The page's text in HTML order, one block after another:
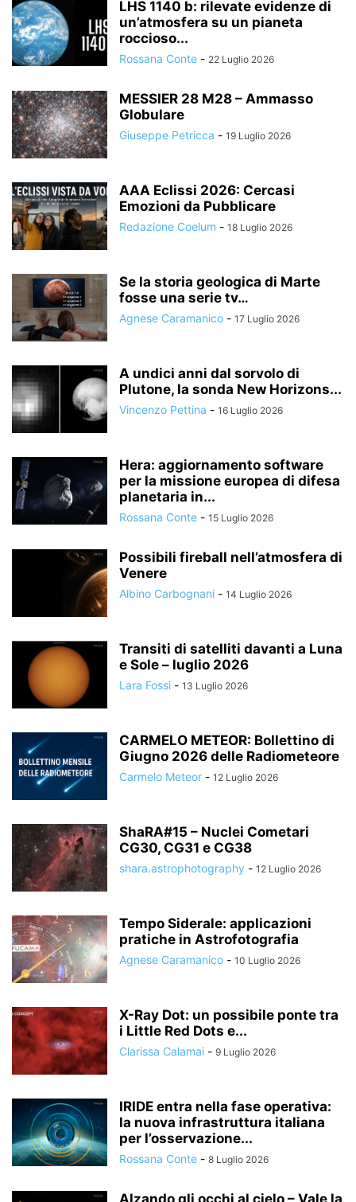
LHS 1140 b: rilevate evidenze di
un’atmosfera su un pianeta
roccioso...
Rossana Conte - 22 Luglio 2026
MESSIER 28 M28 – Ammasso
Globulare
Giuseppe Petricca - 19 Luglio 2026
AAA Eclissi 2026: Cercasi
Emozioni da Pubblicare
Redazione Coelum - 18 Luglio 2026
Se la storia geologica di Marte
fosse una serie tv…
Agnese Caramanico - 17 Luglio 2026
A undici anni dal sorvolo di
Plutone, la sonda New Horizons...
Vincenzo Pettina - 16 Luglio 2026
Hera: aggiornamento software
per la missione europea di difesa
planetaria in...
Rossana Conte - 15 Luglio 2026
Possibili fireball nell’atmosfera di
Venere
Albino Carbognani - 14 Luglio 2026
Transiti di satelliti davanti a Luna
e Sole – luglio 2026
Lara Fossi - 13 Luglio 2026
CARMELO METEOR: Bollettino di
Giugno 2026 delle Radiometeore
Carmelo Meteor - 12 Luglio 2026
ShaRA#15 – Nuclei Cometari
CG30, CG31 e CG38
shara.astrophotography - 12 Luglio 2026
Tempo Siderale: applicazioni
pratiche in Astrofotografia
Agnese Caramanico - 10 Luglio 2026
X-Ray Dot: un possibile ponte tra
i Little Red Dots e...
Clarissa Calamai - 9 Luglio 2026
IRIDE entra nella fase operativa:
la nuova infrastruttura italiana
per l’osservazione...
Rossana Conte - 8 Luglio 2026
Alzando gli occhi al cielo – Vale la